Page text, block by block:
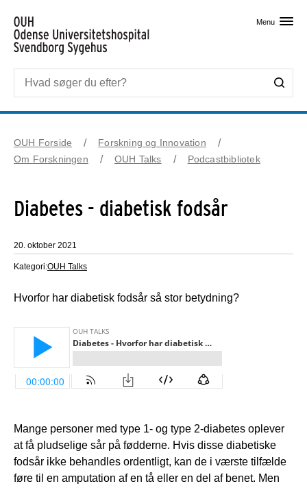
Menu
OUH Forside
Forskning og Innovation
Om Forskningen
OUH Talks Podcastbibliotek
Diabetes - diabetisk fodsår
20. oktober 2021
Kategori:OUH Talks
Hvorfor har diabetisk fodsår så stor betydning?
Mange personer med type 1- og type 2-diabetes oplever
at få pludselige sår på fødderne. Hvis disse diabetiske
fodsår ikke behandles ordentligt, kan de i værste tilfælde
føre til en amputation af en tå eller en del af benet. Men